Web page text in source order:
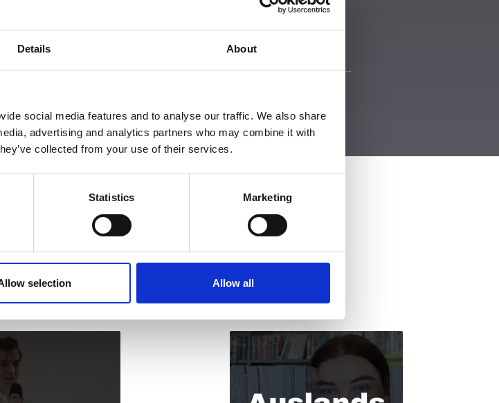
Details About
social media features and to analyse our traffic. We also share
advertising and analytics partners who may combine it with
collected from your use of their services.
Statistics Marketing
selection Allow all